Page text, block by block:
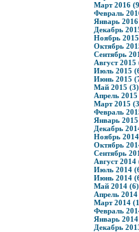
Март 2016
Февраль
Январь
Декабрь
Ноябрь
Октябрь
Сентябрь
Август 2015
Июль 2015
Июнь 2015
Май 2015 (3)
Апрель
Март 2015
Февраль
Январь
Декабрь
Ноябрь
Октябрь
Сентябрь
Август 2014
Июль 2014
Июнь 2014
Май 2014 (6)
Апрель
Март 2014
Февраль
Январь
Декабрь